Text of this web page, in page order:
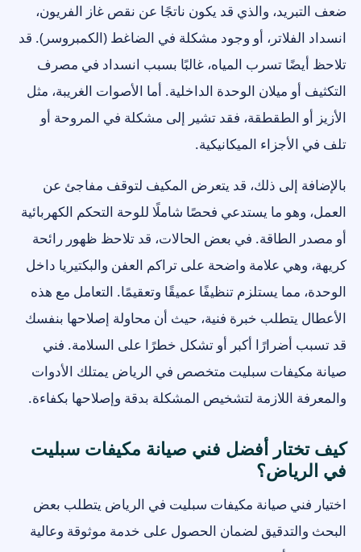
ضعف التبريد، والذي قد يكون ناتجًا عن نقص غاز الفريون،
انسداد الفلاتر، أو وجود مشكلة في الضاغط (الكمبروسر). قد
تلاحظ أيضًا تسرب المياه، غالبًا بسبب انسداد في مصرف
التكثيف أو ميلان الوحدة الداخلية. أما الأصوات الغريبة، مثل
الأزيز أو الطقطقة، فقد تشير إلى مشكلة في المروحة أو
تلف في الأجزاء الميكانيكية.
بالإضافة إلى ذلك، قد يتعرض المكيف لتوقف مفاجئ عن
العمل، وهو ما يستدعي فحصًا شاملًا للوحة التحكم الكهربائية
أو مصدر الطاقة. في بعض الحالات، قد تلاحظ ظهور رائحة
كريهة، وهي علامة واضحة على تراكم العفن والبكتيريا داخل
الوحدة، مما يستلزم تنظيفًا عميقًا وتعقيمًا. التعامل مع هذه
الأعطال يتطلب خبرة فنية، حيث أن محاولة إصلاحها بنفسك
قد تسبب أضرارًا أكبر أو تشكل خطرًا على السلامة. فني
صيانة مكيفات سبليت متخصص في الرياض يمتلك الأدوات
والمعرفة اللازمة لتشخيص المشكلة بدقة وإصلاحها بكفاءة.
كيف تختار أفضل فني صيانة مكيفات سبليت
في الرياض؟
اختيار فني صيانة مكيفات سبليت في الرياض يتطلب بعض
البحث والتدقيق لضمان الحصول على خدمة موثوقة وعالية